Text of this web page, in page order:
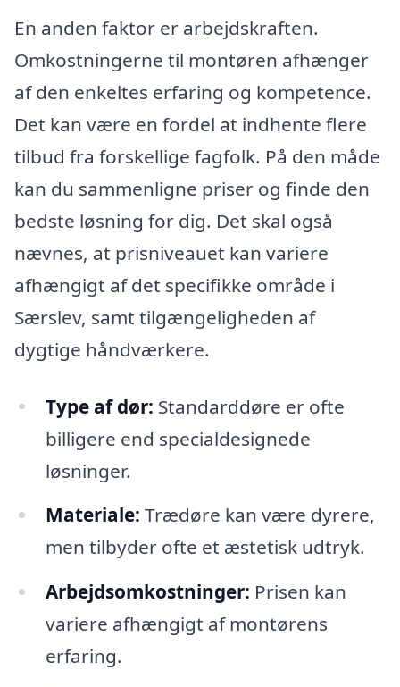
En anden faktor er arbejdskraften.
Omkostningerne til montøren afhænger
af den enkeltes erfaring og kompetence.
Det kan være en fordel at indhente flere
tilbud fra forskellige fagfolk. På den måde
kan du sammenligne priser og finde den
bedste løsning for dig. Det skal også
nævnes, at prisniveauet kan variere
afhængigt af det specifikke område i
Særslev, samt tilgængeligheden af
dygtige håndværkere.
Type af dør: Standarddøre er ofte
billigere end specialdesignede
løsninger.
Materiale: Trædøre kan være dyrere,
men tilbyder ofte et æstetisk udtryk.
Arbejdsomkostninger: Prisen kan
variere afhængigt af montørens
erfaring.